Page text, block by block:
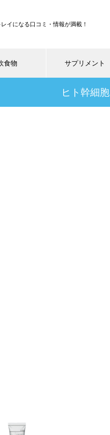
イになる口コミ・情報が満載！
食物 サプリメント
ヒト幹細胞